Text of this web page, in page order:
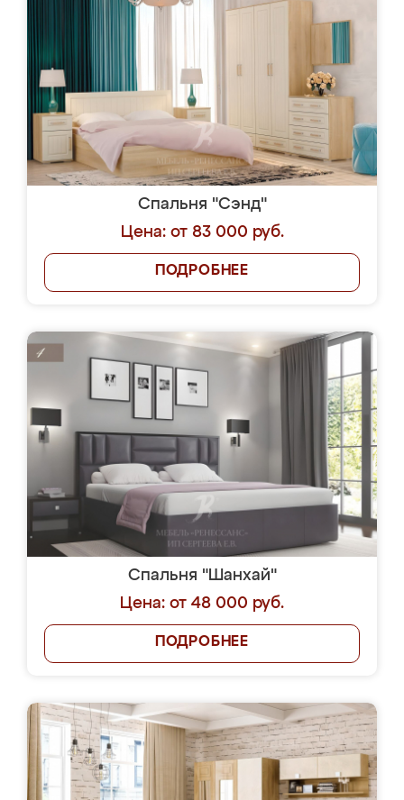
Спальня "Сэнд"
Цена: от 83 000 руб.
ПОДРОБНЕЕ
Спальня "Шанхай"
Цена: от 48 000 руб.
ПОДРОБНЕЕ